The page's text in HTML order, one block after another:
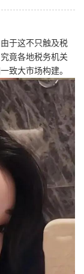
于这不只触及税
竟各地税务机关
致大市场构建。